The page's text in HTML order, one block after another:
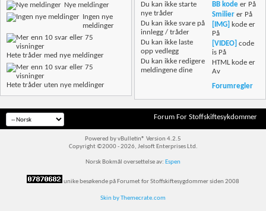
Nye meldinger
Ingen nye
meldinger
Hete tråder med nye meldinger
Hete tråder uten nye meldinger
Du kan ikke starte
nye tråder
Du kan ikke svare på
innlegg / tråder
Du kan ikke laste
opp vedlegg
Du kan ikke redigere
meldingene dine
BB kode er På
Smilier er På
[IMG]
kode er
På
[VIDEO] code
is På
HTML kode er
Av
Forumregler
Forum For Stoffskiftesykdommer
Powered by vBulletin® Version 4.2.5
Copyright ©2000 - 2026, Jelsoft Enterprises Ltd.
Norsk Bokmål oversettelse av: Espen
unike besøkende på Forumet for Stoffskiftesygdommer siden 2008
Skin by Themecrate.com